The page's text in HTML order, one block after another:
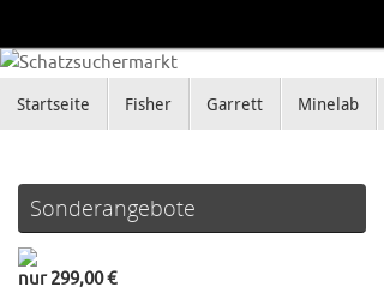
Inhalt
springen
Inhalt
Startseite Fisher Garrett Minelab
Sonderangebote
nur 299,00 €